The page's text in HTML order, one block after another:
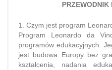
PRZEWODNIK
1. Czym jest program
Program Leonardo da
programów edukacyjnych.
jest budowa Europy bez
kształcenia, nadania